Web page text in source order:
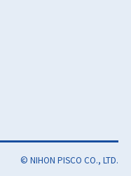
© NIHON PISCO CO., LTD.